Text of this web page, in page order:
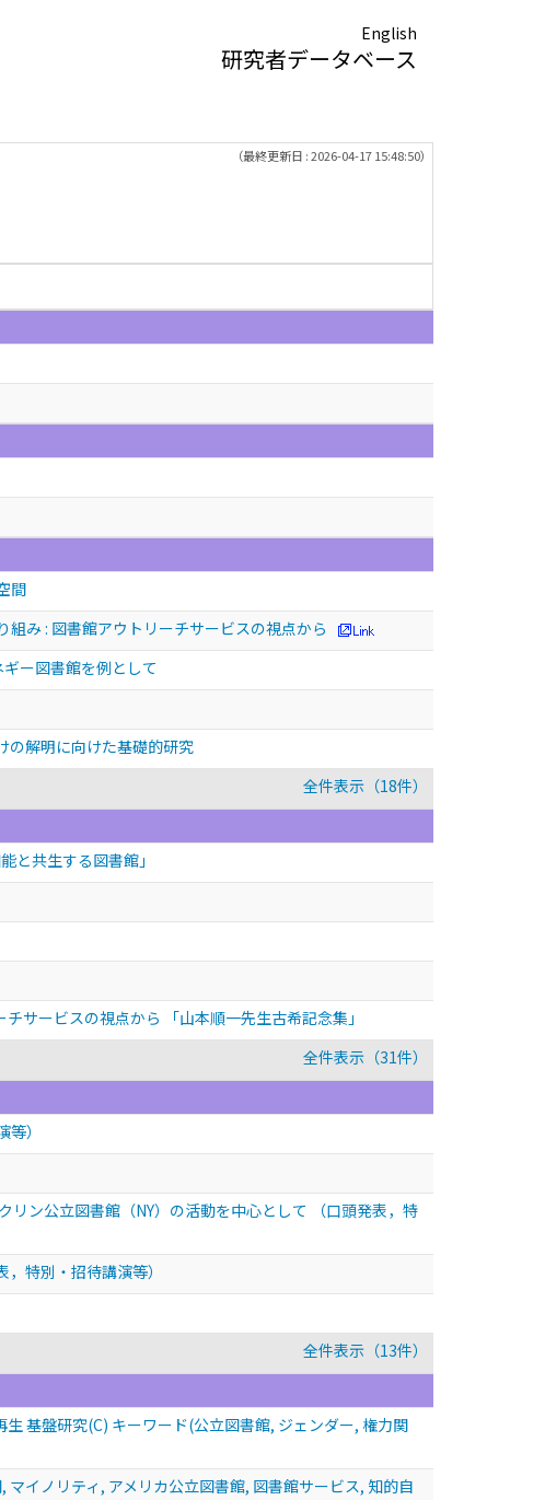
English
研究者データベース
（最終更新日 : 2026-04-17 15:48:50）
間
み : 図書館アウトリーチサービスの視点から
ー図書館を例として
の解明に向けた基礎的研究
全件表示（18件）
と共生する図書館」
サービスの視点から 「山本順一先生古希記念集」
全件表示（31件）
）
ン公立図書館（NY）の活動を中心として
（口頭発表，特
，特別・招待講演等）
全件表示（13件）
基盤研究(C) キーワード(公立図書館, ジェンダー, 権力関
イノリティ, アメリカ公立図書館, 図書館サービス, 知的自